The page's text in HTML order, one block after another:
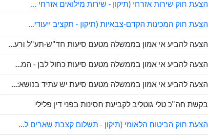
הצעת חוק שירות אזרחי (תיקון - שירות מילואים אזרחי ...
הצעת חוק המכינות הקדם-צבאיות (תיקון - תקציב ייעודי...
הצעה להביע אי אמון בממשלה מטעם סיעות חד"ש-תע"ל ורע...
הצעה להביע אי אמון בממשלה מטעם סיעות כחול לבן - המ...
הצעה להביע אי אמון בממשלה מטעם סיעת יש עתיד בנושא:...
בקשת חה"כ טלי גוטליב לקביעת חסינות בפני דין פלילי
הצעת חוק הביטוח הלאומי (תיקון - תשלום קצבת שארים ל...